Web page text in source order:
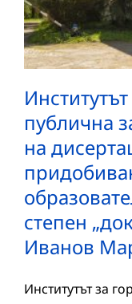
публична
на
степен
Иванов
Институтът за